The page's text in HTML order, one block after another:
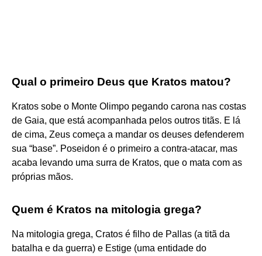
Qual o primeiro Deus que Kratos matou?
Kratos sobe o Monte Olimpo pegando carona nas costas
de Gaia, que está acompanhada pelos outros titãs. E lá
de cima, Zeus começa a mandar os deuses defenderem
sua “base”. Poseidon é o primeiro a contra-atacar, mas
acaba levando uma surra de Kratos, que o mata com as
próprias mãos.
Quem é Kratos na mitologia grega?
Na mitologia grega, Cratos é filho de Pallas (a titã da
batalha e da guerra) e Estige (uma entidade do